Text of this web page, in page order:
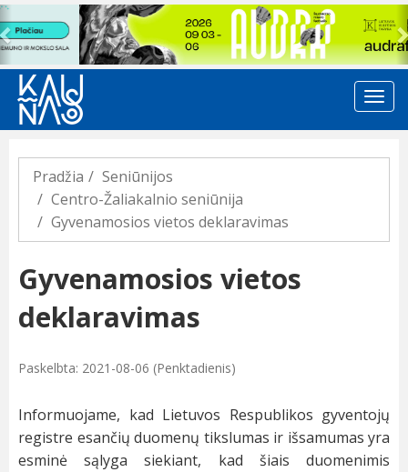
Previous
Pradžia
Seniūnijos
Centro-Žaliakalnio seniūnija
Gyvenamosios vietos deklaravimas
Gyvenamosios vietos
deklaravimas
Paskelbta: 2021-08-06 (Penktadienis)
Informuojame, kad Lietuvos Respublikos gyventojų
registre esančių duomenų tikslumas ir išsamumas yra
esminė sąlyga siekiant, kad šiais duomenimis